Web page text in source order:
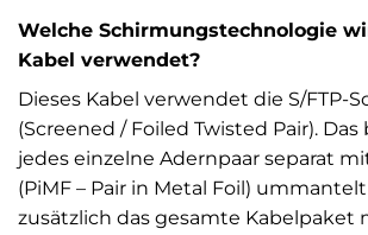
Welche Schirmungstechnologie
Kabel verwendet?
Dieses Kabel verwendet die S/FTP-
(Screened / Foiled Twisted Pair).
jedes einzelne Adernpaar separat
(PiMF – Pair in Metal Foil)
zusätzlich das gesamte Kabelpaket